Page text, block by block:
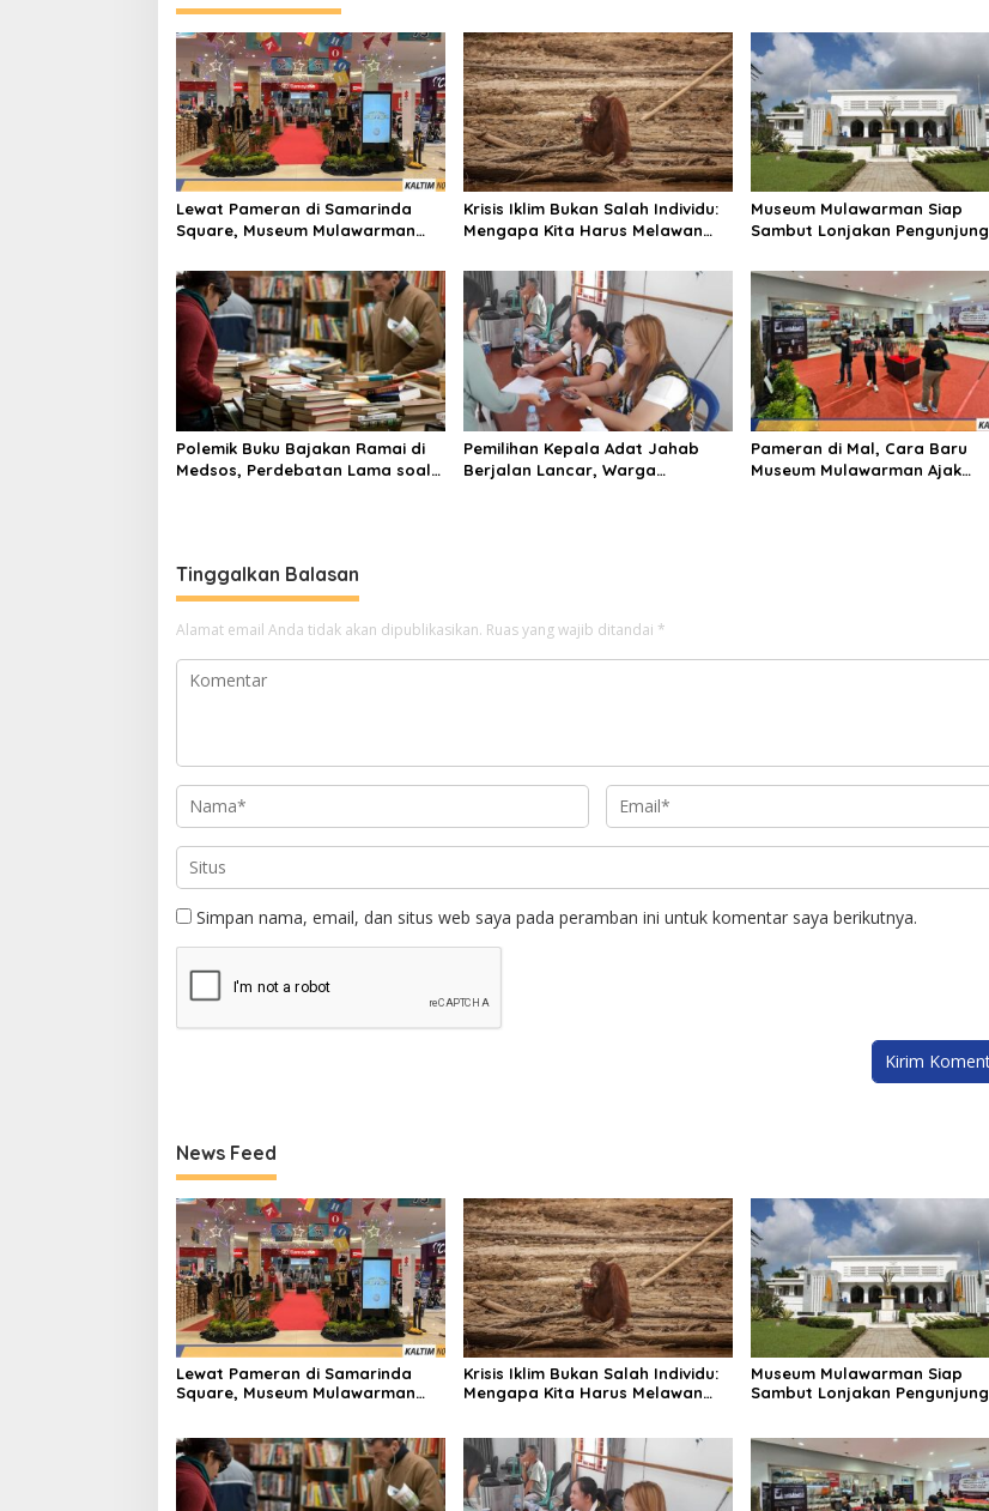
Lewat Pameran di Samarinda
Square, Museum Mulawarman
Kaltim
Krisis Iklim Bukan Salah Individu:
Mengapa Kita Harus Melawan
Pribadi”?
Museum Mulawarman Siap
Sambut Lonjakan Pengunjung
Polemik Buku Bajakan Ramai di
Medsos, Perdebatan Lama soal
Pemilihan Kepala Adat Jahab
Berjalan Lancar, Warga
Pameran di Mal, Cara Baru
Museum Mulawarman Ajak
Tinggalkan Balasan
Alamat email Anda tidak akan dipublikasikan. Ruas yang wajib ditandai *
Simpan nama, email, dan situs web saya pada peramban ini untuk komentar saya berikutnya.
News Feed
Lewat Pameran di Samarinda
Square, Museum Mulawarman
Krisis Iklim Bukan Salah Individu:
Mengapa Kita Harus Melawan
Museum Mulawarman Siap
Sambut Lonjakan Pengunjung